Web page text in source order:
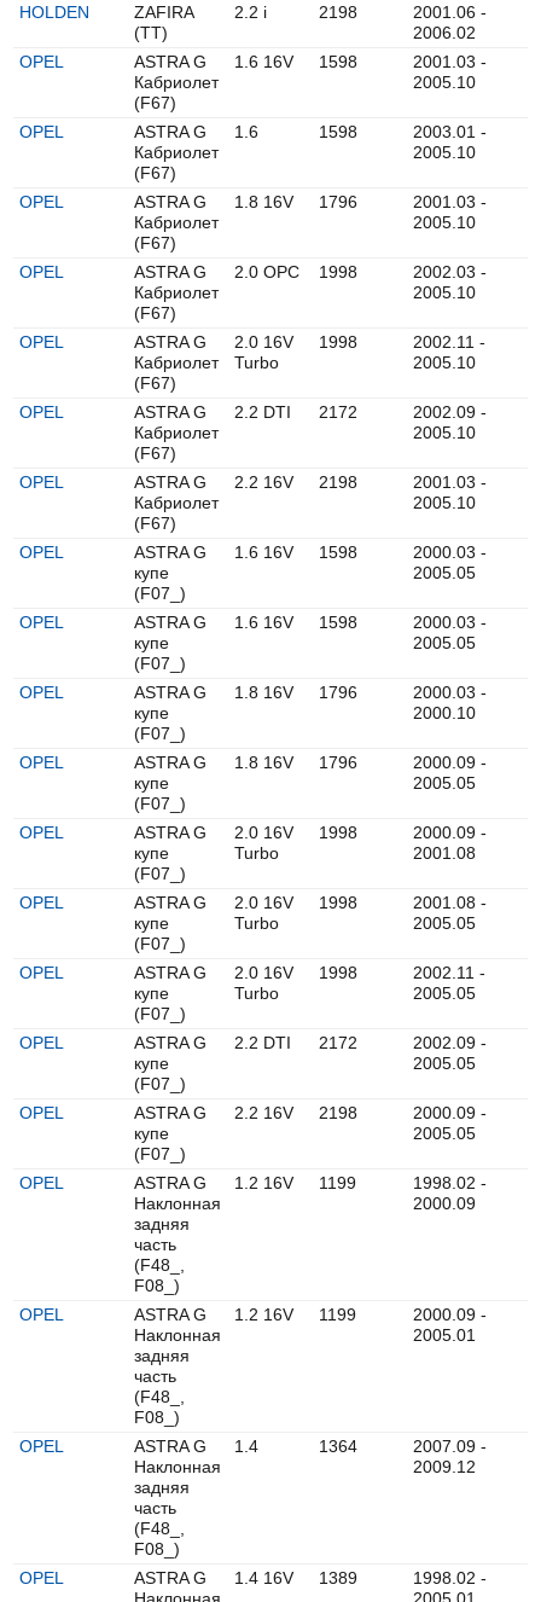
HOLDEN
ZAFIRA
(TT)
2.2 i 2198
2001.06 -
2006.02
OPEL
ASTRA G
Кабриолет
(F67)
1.6 16V 1598
2001.03 -
2005.10
OPEL
ASTRA G
Кабриолет
(F67)
1.6 1598
2003.01 -
2005.10
OPEL
ASTRA G
Кабриолет
(F67)
1.8 16V 1796
2001.03 -
2005.10
OPEL
ASTRA G
Кабриолет
(F67)
2.0 OPC 1998
2002.03 -
2005.10
OPEL
ASTRA G
Кабриолет
(F67)
2.0 16V
Turbo
1998
2002.11 -
2005.10
OPEL
ASTRA G
Кабриолет
(F67)
2.2 DTI 2172
2002.09 -
2005.10
OPEL
ASTRA G
Кабриолет
(F67)
2.2 16V 2198
2001.03 -
2005.10
OPEL
ASTRA G
купе
(F07_)
1.6 16V 1598
2000.03 -
2005.05
OPEL
ASTRA G
купе
(F07_)
1.6 16V 1598
2000.03 -
2005.05
OPEL
ASTRA G
купе
(F07_)
1.8 16V 1796
2000.03 -
2000.10
OPEL
ASTRA G
купе
(F07_)
1.8 16V 1796
2000.09 -
2005.05
OPEL
ASTRA G
купе
(F07_)
2.0 16V
Turbo
1998
2000.09 -
2001.08
OPEL
ASTRA G
купе
(F07_)
2.0 16V
Turbo
1998
2001.08 -
2005.05
OPEL
ASTRA G
купе
(F07_)
2.0 16V
Turbo
1998
2002.11 -
2005.05
OPEL
ASTRA G
купе
(F07_)
2.2 DTI 2172
2002.09 -
2005.05
OPEL
ASTRA G
купе
(F07_)
2.2 16V 2198
2000.09 -
2005.05
OPEL
ASTRA G
Наклонная
задняя
часть
(F48_,
F08_)
1.2 16V 1199
1998.02 -
2000.09
OPEL
ASTRA G
Наклонная
задняя
часть
(F48_,
F08_)
1.2 16V 1199
2000.09 -
2005.01
OPEL
ASTRA G
Наклонная
задняя
часть
(F48_,
F08_)
1.4 1364
2007.09 -
2009.12
OPEL
ASTRA G
Наклонная
1.4 16V 1389
1998.02 -
2005.01